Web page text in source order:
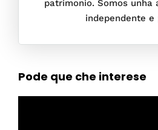
patrimonio. Somos unha
independente e
Pode que che interese